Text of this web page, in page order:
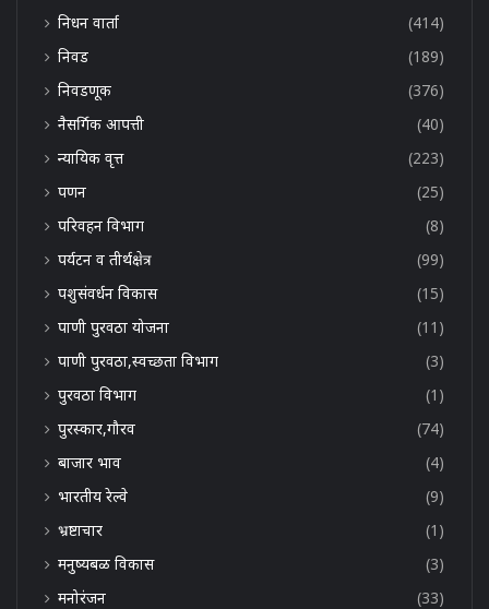
निधन वार्ता
(414)
निवड
(189)
निवडणूक
(376)
नैसर्गिक आपत्ती
(40)
न्यायिक वृत्त
(223)
पणन
(25)
परिवहन विभाग
(8)
पर्यटन व तीर्थक्षेत्र
(99)
पशुसंवर्धन विकास
(15)
पाणी पुरवठा योजना
(11)
पाणी पुरवठा,स्वच्छता विभाग
(3)
पुरवठा विभाग
(1)
पुरस्कार,गौरव
(74)
बाजार भाव
(4)
भारतीय रेल्वे
(9)
भ्रष्टाचार
(1)
मनुष्यबळ विकास
(3)
मनोरंजन
(33)